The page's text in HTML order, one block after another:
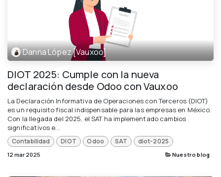
Danna López [Vauxoo]
DIOT 2025: Cumple con la nueva
declaración desde Odoo con Vauxoo
La Declaración Informativa de Operaciones con Terceros (DIOT)
es un requisito fiscal indispensable para las empresas en México.
Con la llegada del 2025, el SAT ha implementado cambios
significativos e...
Contabilidad DIOT Odoo SAT diot-2025
12 mar 2025 Nuestro blog